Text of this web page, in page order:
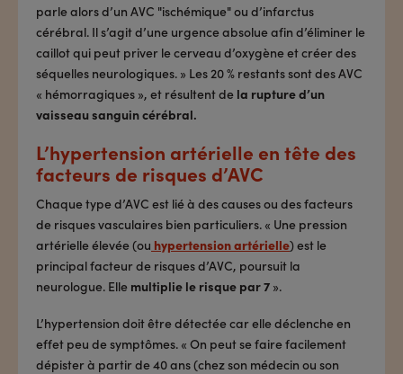
parle alors d’un AVC "ischémique" ou d’infarctus
cérébral. Il s’agit d’une urgence absolue afin d’éliminer le
caillot qui peut priver le cerveau d’oxygène et créer des
séquelles neurologiques. » Les 20 % restants sont des AVC
« hémorragiques », et résultent de la rupture d’un
vaisseau sanguin cérébral.
L’hypertension artérielle en tête des
facteurs de risques d’AVC
Chaque type d’AVC est lié à des causes ou des facteurs
de risques vasculaires bien particuliers. « Une pression
artérielle élevée (ou hypertension artérielle) est le
principal facteur de risques d’AVC, poursuit la
neurologue. Elle multiplie le risque par 7 ».
L’hypertension doit être détectée car elle déclenche en
effet peu de symptômes. « On peut se faire facilement
dépister à partir de 40 ans (chez son médecin ou son